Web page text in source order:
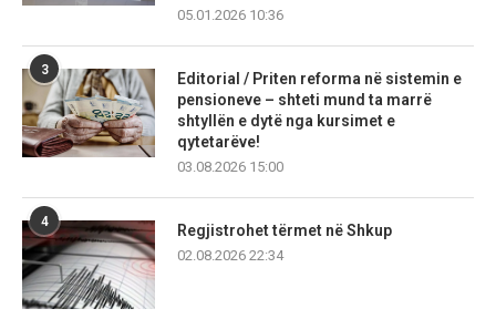
05.01.2026 10:36
3
Editorial / Priten reforma në sistemin e
pensioneve – shteti mund ta marrë
shtyllën e dytë nga kursimet e
qytetarëve!
03.08.2026 15:00
4
Regjistrohet tërmet në Shkup
02.08.2026 22:34